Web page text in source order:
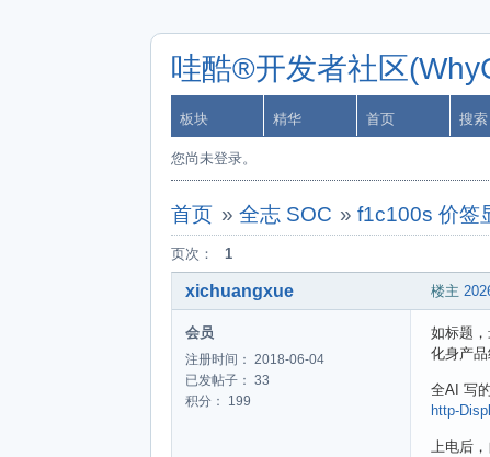
哇酷®开发者社区
板块 精华 首页 搜索
您尚未登录。
首页 » 全志 SOC »f1c100s 价签
页次： 1
楼主
xichuangxue
会员
注册时间： 2018-06-04
已发帖子： 33
积分： 199
如标题
化身产
全AI 写
http-
上电后